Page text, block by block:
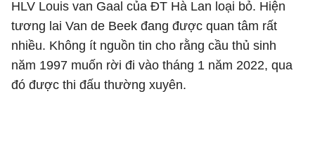
HLV Louis van Gaal của ĐT Hà Lan loại bỏ. Hiện
tương lai Van de Beek đang được quan tâm rất
nhiều. Không ít nguồn tin cho rằng cầu thủ sinh
năm 1997 muốn rời đi vào tháng 1 năm 2022, qua
đó được thi đấu thường xuyên.